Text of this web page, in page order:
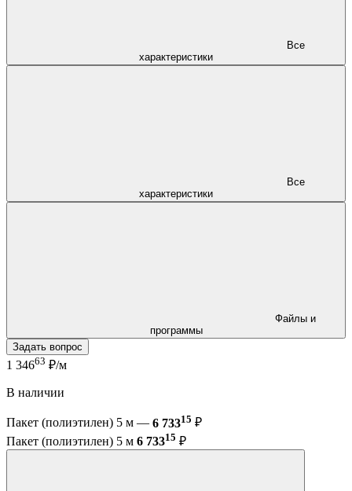
характеристики
характеристики
программы
Задать вопрос
1 34663 ₽/м
В наличии
Пакет (полиэтилен) 5 м — 6 73315 ₽
Пакет (полиэтилен) 5 м 6 73315 ₽